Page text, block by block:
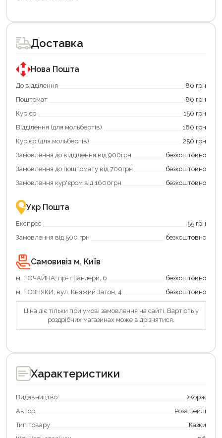
товар
для
покупки
державною
програмою
єКнига.
Використовуйте
карту
щоб
зекономити
та
отримати
переваги!
картою
єКнига
–
зручно
та
товар
для
покупки
державною
програмою
«Національний
кешбек».
покупку
«Національний
кешбек»
та
отримуйте
повернення
Економте
більше
разом
державною
підтримкою!
Доставка
Нова Пошта
До відділення
80 грн
Поштомат
80 грн
Кур'єр
150 грн
Відділення (для мольбертів)
180 грн
Кур'єр (для мольбертів)
250 грн
Замовлення до відділення від 900грн
безкоштовно
Замовлення до поштомату від 700грн
безкоштовно
Замовлення кур'єром від 1600грн
безкоштовно
Укр Пошта
Експрес
55 грн
Замовлення від 500 грн
безкоштовно
Самовивіз м. Київ
м. ПОЧАЙНА, пр-т Бандери, 6
безкоштовно
м. ПОЗНЯКИ, вул. Княжий Затон, 4
безкоштовно
Ціна діє тільки при умові замовлення на сайті. Вартість у
роздрібних магазинах може відрізнятися.
Характеристики
Видавництво
Жорж
Автор
Роза Бейлі
Тип товару
Казки